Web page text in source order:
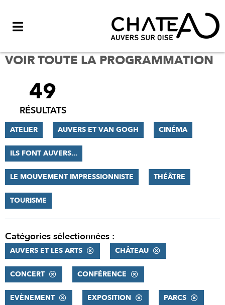
VOIR TOUTE LA PROGRAMMATION
FILTRER
RÉSULTATS
49
RÉSULTATS
ATELIER AUVERS ET VAN GOGH CINÉMA
ILS FONT AUVERS...
LE MOUVEMENT IMPRESSIONNISTE THÉÂTRE
TOURISME
Catégories sélectionnées :
AUVERS ET LES ARTS CHÂTEAU
CONCERT CONFÉRENCE
EVÈNEMENT EXPOSITION PARCS